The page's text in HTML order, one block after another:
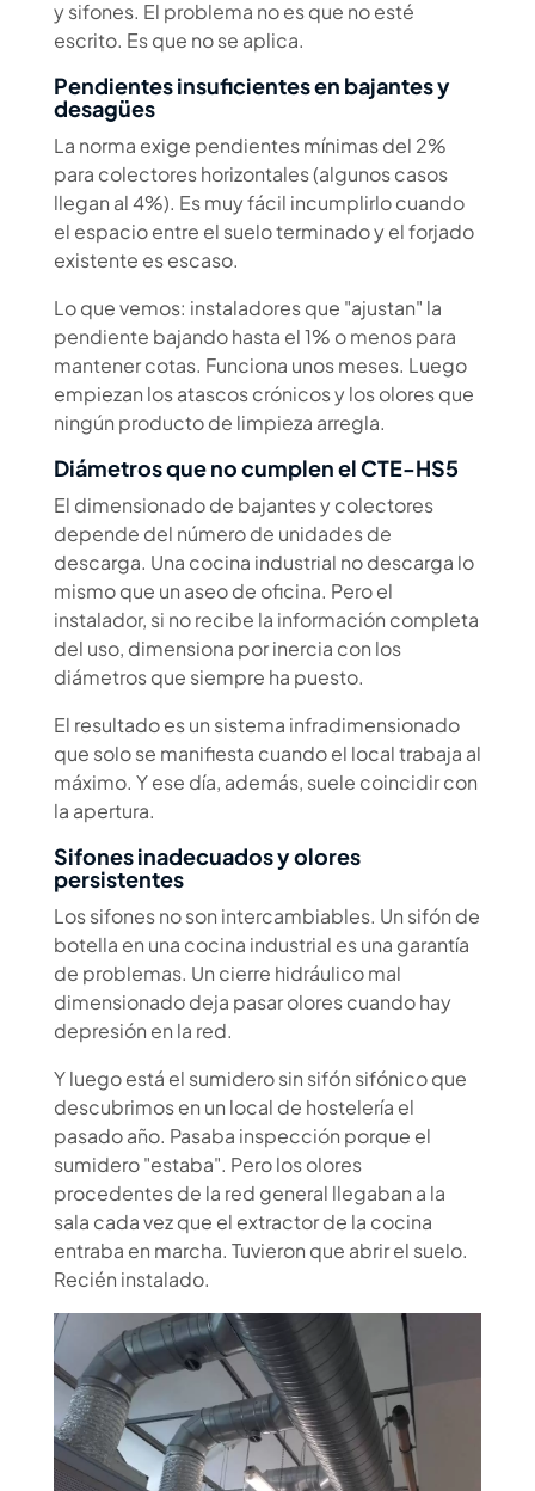
y sifones. El problema no es que no esté
escrito. Es que no se aplica.
Pendientes insuficientes en bajantes y
desagües
La norma exige pendientes mínimas del 2%
para colectores horizontales (algunos casos
llegan al 4%). Es muy fácil incumplirlo cuando
el espacio entre el suelo terminado y el forjado
existente es escaso.
Lo que vemos: instaladores que "ajustan" la
pendiente bajando hasta el 1% o menos para
mantener cotas. Funciona unos meses. Luego
empiezan los atascos crónicos y los olores que
ningún producto de limpieza arregla.
Diámetros que no cumplen el CTE-HS5
El dimensionado de bajantes y colectores
depende del número de unidades de
descarga. Una cocina industrial no descarga lo
mismo que un aseo de oficina. Pero el
instalador, si no recibe la información completa
del uso, dimensiona por inercia con los
diámetros que siempre ha puesto.
El resultado es un sistema infradimensionado
que solo se manifiesta cuando el local trabaja al
máximo. Y ese día, además, suele coincidir con
la apertura.
Sifones inadecuados y olores
persistentes
Los sifones no son intercambiables. Un sifón de
botella en una cocina industrial es una garantía
de problemas. Un cierre hidráulico mal
dimensionado deja pasar olores cuando hay
depresión en la red.
Y luego está el sumidero sin sifón sifónico que
descubrimos en un local de hostelería el
pasado año. Pasaba inspección porque el
sumidero "estaba". Pero los olores
procedentes de la red general llegaban a la
sala cada vez que el extractor de la cocina
entraba en marcha. Tuvieron que abrir el suelo.
Recién instalado.